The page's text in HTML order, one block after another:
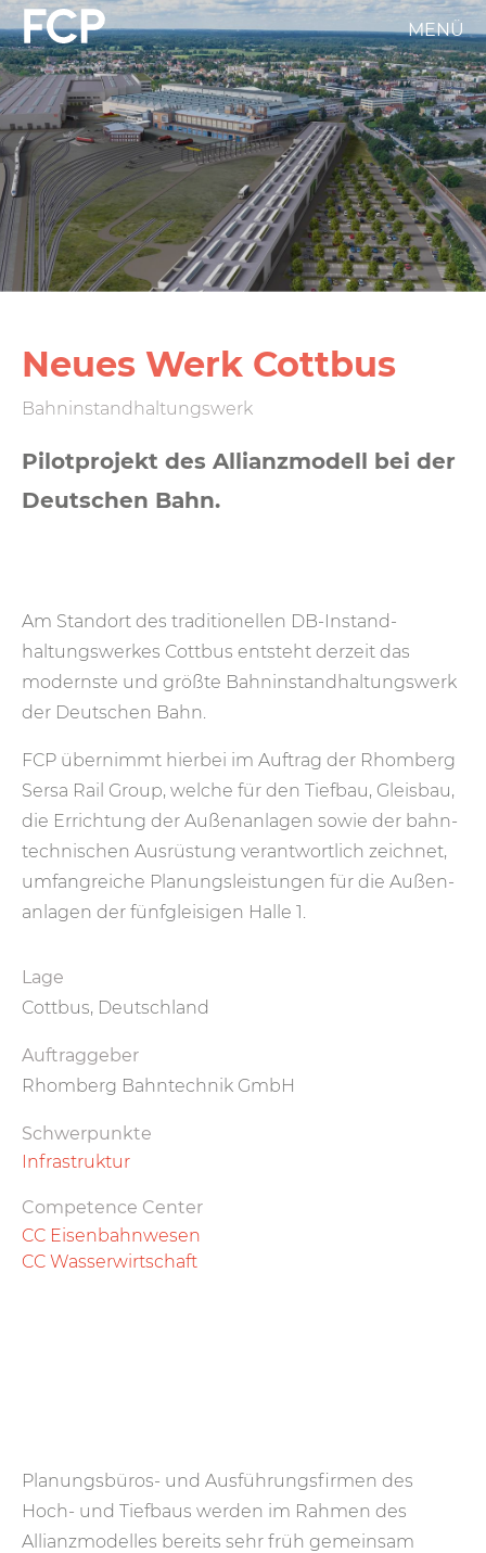
Direkt
zum
Inhalt
FCP
Hauptnavigation
weißes
Logo
MENÜ
Neues Werk Cottbus
Bahninstandhaltungswerk
Pilotprojekt des Allianzmodell bei der
Deutschen Bahn.
Am Standort des traditionellen DB-Instand­
haltungs­werkes Cottbus entsteht derzeit das
modernste und größte Bahninstandhaltungswerk
der Deutschen Bahn.
FCP übernimmt hierbei im Auftrag der Rhomberg
Sersa Rail Group, welche für den Tiefbau, Gleisbau,
die Errichtung der Außenanlagen sowie der bahn­
technischen Ausrüstung verantwortlich zeichnet,
umfangreiche Planungs­leistungen für die Außen­
anlagen der fünf­gleisigen Halle 1.
Lage
Cottbus, Deutschland
Auftraggeber
Rhomberg Bahntechnik GmbH
Schwerpunkte
Infrastruktur
Competence Center
CC Eisenbahnwesen
CC Wasserwirtschaft
Planungsbüros- und Ausführungsfirmen des
Hoch- und Tiefbaus werden im Rahmen des
Allianzmodelles bereits sehr früh gemeinsam